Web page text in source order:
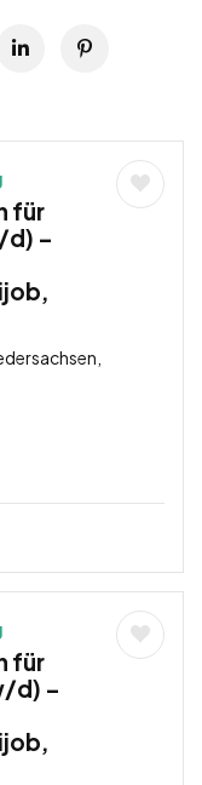
für
d) –
für
d) –